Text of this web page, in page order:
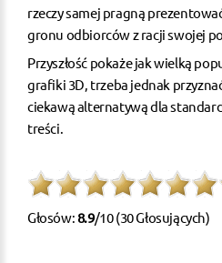
rzeczy samej pragną
gronu odbiorców z racji swojej
Przyszłość pokaże jak wielką
grafiki 3D, trzeba jednak
ciekawą alternatywą dla
treści.
Głosów:8.9/10 (30 Głosujących)